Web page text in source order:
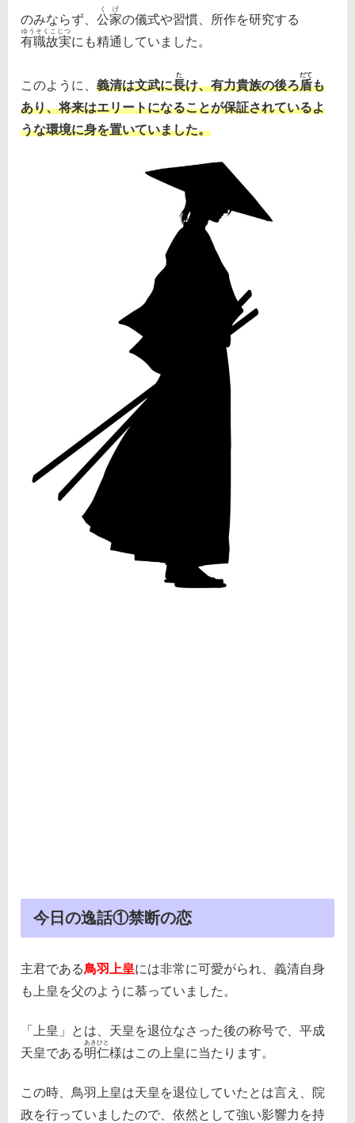
のみならず、 公家
くげ
の儀式や習慣、所作を研究する
有職故実
ゆうそくこじつ
にも精通していました。
このように、 義清は文武に長
た
け、有力貴族の後ろ盾
だて
も
あり、将来はエリートになることが保証されているよ
うな環境に身を置いていました。
今日の逸話①禁断の恋
主君である鳥羽上皇には非常に可愛がられ、義清自身
も上皇を父のように慕っていました。
「上皇」とは、天皇を退位なさった後の称号で、平成
天皇である明仁
あきひと
様はこの上皇に当たります。
この時、鳥羽上皇は天皇を退位していたとは言え、院
政を行っていましたので、依然として強い影響力を持